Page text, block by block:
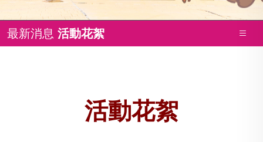
最新消息 活動花絮
活動花絮